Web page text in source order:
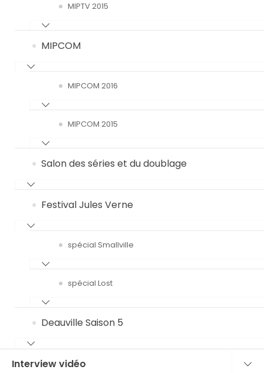
MIPTV 2015
MIPCOM
MIPCOM 2016
MIPCOM 2015
Salon des séries et du doublage
Festival Jules Verne
spécial Smallville
spécial Lost
Deauville Saison 5
Interview vidéo